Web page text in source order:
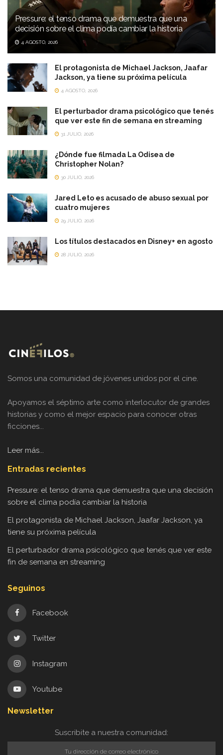
Pressure: el tenso drama que demuestra que una
decisión sobre el clima podía cambiar la historia
4 AGOSTO, 2026
El protagonista de Michael Jackson, Jaafar
Jackson, ya tiene su próxima película
4 AGOSTO, 2026
El perturbador drama psicológico que tenés
que ver este fin de semana en streaming
31 JULIO, 2026
¿Dónde fue filmada La Odisea de
Christopher Nolan?
30 JULIO, 2026
Jared Leto es acusado de abuso sexual por
cuatro mujeres
29 JULIO, 2026
Los títulos destacados en Disney+ en agosto
28 JULIO, 2026
Somos una comunidad de jóvenes unidos por el cine.
Apoyamos el séptimo arte como interlocutor de grandes
historias y como el mejor espacio para conocer otras
ficciones...
Leer más...
Entradas recientes
Pressure: el tenso drama que demuestra que una decisión
sobre el clima podía cambiar la historia
El protagonista de Michael Jackson, Jaafar Jackson, ya
tiene su próxima película
El perturbador drama psicológico que tenés que ver este
fin de semana en streaming
Seguinos
Facebook
Twitter
Instagram
Youtube
Newsletter
Suscribite a nuestra comunidad: